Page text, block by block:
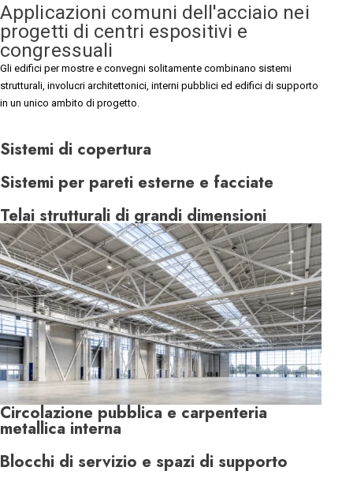
Applicazioni comuni dell'acciaio nei
progetti di centri espositivi e
congressuali
Gli edifici per mostre e convegni solitamente combinano sistemi
strutturali, involucri architettonici, interni pubblici ed edifici di supporto
in un unico ambito di progetto.
Sistemi di copertura
Sistemi per pareti esterne e facciate
Telai strutturali di grandi dimensioni
Circolazione pubblica e carpenteria
metallica interna
Blocchi di servizio e spazi di supporto